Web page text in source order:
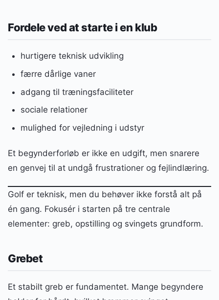
Fordele ved at starte i en klub
hurtigere teknisk udvikling
færre dårlige vaner
adgang til træningsfaciliteter
sociale relationer
mulighed for vejledning i udstyr
Et begynderforløb er ikke en udgift, men snarere
en genvej til at undgå frustrationer og fejlindlæring.
Golf er teknisk, men du behøver ikke forstå alt på
én gang. Fokusér i starten på tre centrale
elementer: greb, opstilling og svingets grundform.
Grebet
Et stabilt greb er fundamentet. Mange begyndere